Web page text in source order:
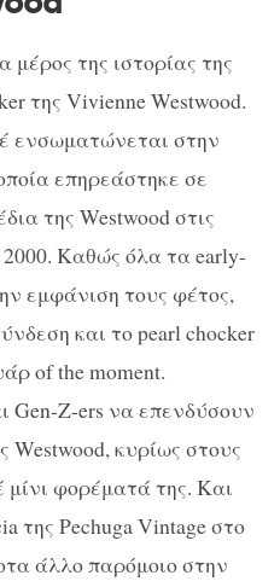
της ιστορίας της
της Vivienne Westwood.
ενσωματώνεται στην
επηρεάστηκε σε
της Westwood στις
Καθώς όλα τα early-
εμφάνιση τους φέτος,
και το pearl chocker
of the moment.
Gen-Z-ers να επενδύσουν
Westwood, κυρίως στους
φορέματά της. Και
της Pechuga Vintage στο
άλλο παρόμοιο στην